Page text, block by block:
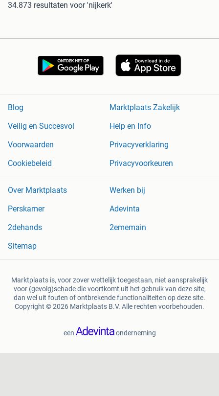
34.873 resultaten voor 'nijkerk'
Blog
Marktplaats Zakelijk
Veilig en Succesvol
Help en Info
Voorwaarden
Privacyverklaring
Cookiebeleid
Privacyvoorkeuren
Over Marktplaats
Werken bij
Perskamer
Adevinta
2dehands
2ememain
Sitemap
Marktplaats is, voor zover wettelijk toegestaan, niet aansprakelijk
voor (gevolg)schade die voortkomt uit het gebruik van deze site,
dan wel uit fouten of ontbrekende functionaliteiten op deze site.
Copyright © 2026 Marktplaats B.V. Alle rechten voorbehouden.
een onderneming